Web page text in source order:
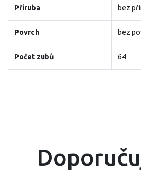
Příruba bez
Povrch bez
Počet zubů 64